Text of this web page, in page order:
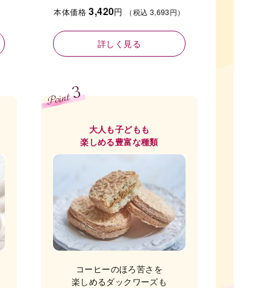
本体価格 3,420円 （税込 3,693円）
詳しく見る
大人も子どもも
楽しめる豊富な種類
コーヒーのほろ苦さを
楽しめるダックワーズも